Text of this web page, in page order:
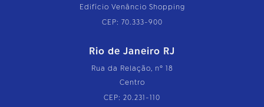
Edifício Venâncio Shopping
CEP: 70.333-900
Rio de Janeiro RJ
Rua da Relação, nº 18
Centro
CEP: 20.231-110